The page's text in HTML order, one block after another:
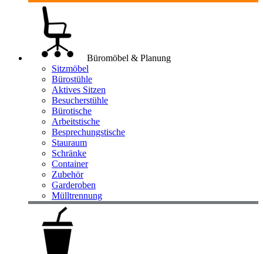
Büromöbel & Planung
Sitzmöbel
Bürostühle
Aktives Sitzen
Besucherstühle
Bürotische
Arbeitstische
Besprechungstische
Stauraum
Schränke
Container
Zubehör
Garderoben
Mülltrennung